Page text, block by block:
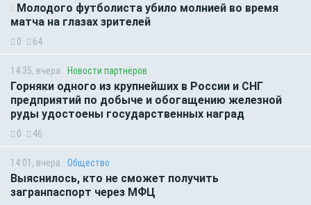
Молодого футболиста убило молнией во время
матча на глазах зрителей
0 64
14:35, вчера Новости партнёров
Горняки одного из крупнейших в России и СНГ
предприятий по добыче и обогащению железной
руды удостоены государственных наград
0 46
14:01, вчера Общество
Выяснилось, кто не сможет получить
загранпаспорт через МФЦ